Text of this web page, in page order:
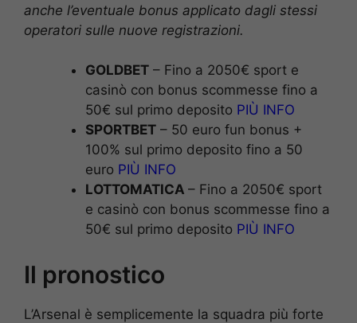
anche l’eventuale bonus applicato dagli stessi
operatori sulle nuove registrazioni.
GOLDBET– Fino a 2050€ sport e
casinò con bonus scommesse fino a
50€ sul primo deposito PIÙ INFO
SPORTBET– 50 euro fun bonus +
100% sul primo deposito fino a 50
euro PIÙ INFO
LOTTOMATICA – Fino a 2050€ sport
e casinò con bonus scommesse fino a
50€ sul primo deposito PIÙ INFO
Il pronostico
L’Arsenal è semplicemente la squadra più forte